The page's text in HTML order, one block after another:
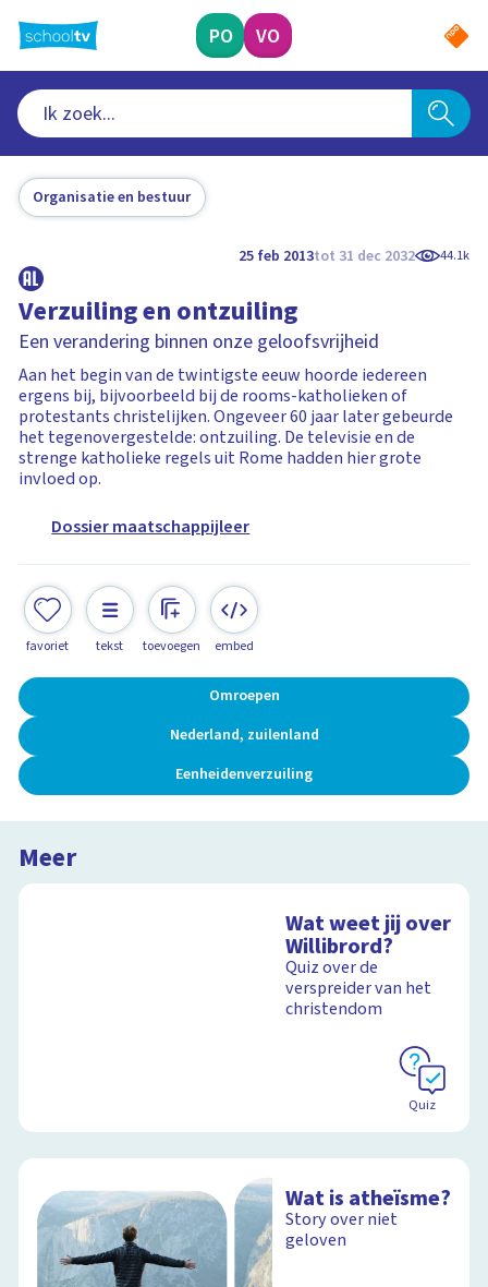
naar
hoofdinhoud
PO VO
Organisatie en bestuur
25 feb 2013tot 31 dec 2032 44.1k
Verzuiling en ontzuiling
Een verandering binnen onze geloofsvrijheid
Aan het begin van de twintigste eeuw hoorde iedereen
ergens bij, bijvoorbeeld bij de rooms-katholieken of
protestants christelijken. Ongeveer 60 jaar later gebeurde
het tegenovergestelde: ontzuiling. De televisie en de
strenge katholieke regels uit Rome hadden hier grote
invloed op.
Dossier maatschappijleer
favoriet tekst toevoegen embed
Omroepen
Nederland, zuilenland
Eenheidenverzuiling
Meer
Wat weet jij over
Willibrord?
Quiz over de
verspreider van het
christendom
Quiz
Wat is atheïsme?
Story over niet
geloven